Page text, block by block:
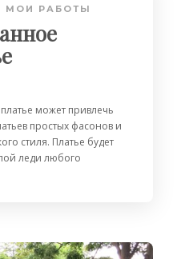
МОИ РАБОТЫ
может привлечь
простых фасонов и
стиля. Платье будет
леди любого